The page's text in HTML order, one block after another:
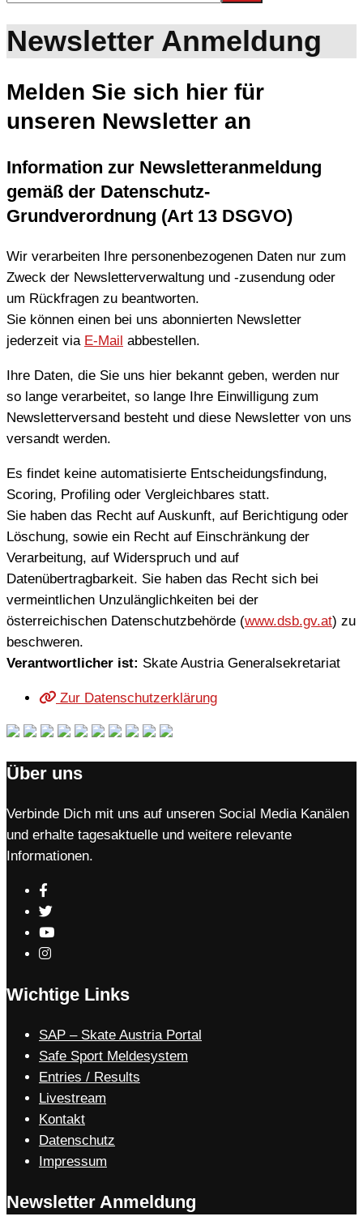
Newsletter Anmeldung
Melden Sie sich hier für
unseren Newsletter an
Information zur Newsletteranmeldung
gemäß der Datenschutz-
Grundverordnung (Art 13 DSGVO)
Wir verarbeiten Ihre personenbezogenen Daten nur zum
Zweck der Newsletterverwaltung und -zusendung oder
um Rückfragen zu beantworten.
Sie können einen bei uns abonnierten Newsletter
jederzeit via E-Mail abbestellen.
Ihre Daten, die Sie uns hier bekannt geben, werden nur
so lange verarbeitet, so lange Ihre Einwilligung zum
Newsletterversand besteht und diese Newsletter von uns
versandt werden.
Es findet keine automatisierte Entscheidungsfindung,
Scoring, Profiling oder Vergleichbares statt.
Sie haben das Recht auf Auskunft, auf Berichtigung oder
Löschung, sowie ein Recht auf Einschränkung der
Verarbeitung, auf Widerspruch und auf
Datenübertragbarkeit. Sie haben das Recht sich bei
vermeintlichen Unzulänglichkeiten bei der
österreichischen Datenschutzbehörde (www.dsb.gv.at) zu
beschweren.
Verantwortlicher ist: Skate Austria Generalsekretariat
Zur Datenschutzerklärung
Über uns
Verbinde Dich mit uns auf unseren Social Media Kanälen
und erhalte tagesaktuelle und weitere relevante
Informationen.
Wichtige Links
SAP – Skate Austria Portal
Safe Sport Meldesystem
Entries / Results
Livestream
Kontakt
Datenschutz
Impressum
Newsletter Anmeldung